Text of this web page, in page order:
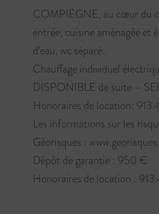
COMPIÈGNE, au cœur du
entrée, cuisine aménagée et
d’eau, wc séparé..
Chauffage individuel
DISPONIBLE de suite –
Honoraires de location:
Les informations sur les
Géorisques :
Dépôt de garantie : 950 €
Honoraires de location :